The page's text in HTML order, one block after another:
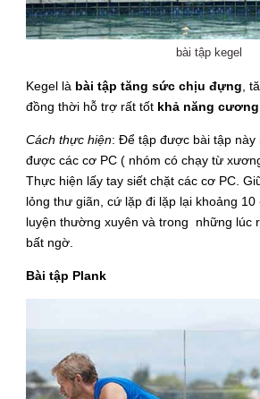
bài tập kegel
Kegel là bài tập tăng sức chịu đựng,
đồng thời hỗ trợ rất tốt khả năng
Cách thực hiện: Để tập được bài tập này
được các cơ PC ( nhóm có chạy từ
Thực hiện lấy tay siết chặt các cơ PC.
lỏng thư giãn, cứ lặp đi lặp lại khoảng
luyện thường xuyên và trong những lúc
bất ngờ.
Bài tập Plank